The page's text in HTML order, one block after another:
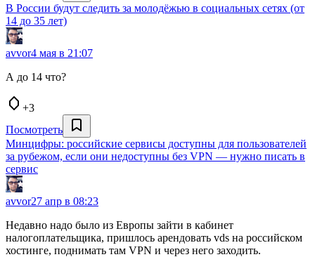
В России будут следить за молодёжью в социальных сетях (от
14 до 35 лет)
avvor4 мая в 21:07
А до 14 что?
+3
Посмотреть
Минцифры: российские сервисы доступны для пользователей
за рубежом, если они недоступны без VPN — нужно писать в
сервис
avvor27 апр в 08:23
Недавно надо было из Европы зайти в кабинет
налогоплательщика, пришлось арендовать vds на российском
хостинге, поднимать там VPN и через него заходить.